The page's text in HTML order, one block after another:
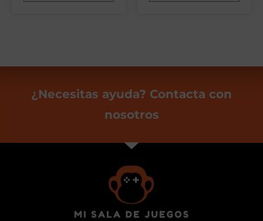
¿Necesitas ayuda? Contacta con
nosotros